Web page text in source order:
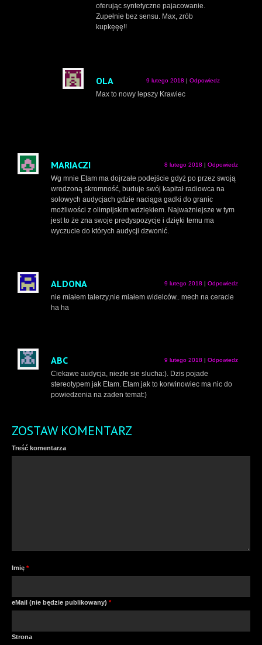
oferując syntetyczne pajacowanie.
Zupełnie bez sensu. Max, zrób
kupkęęę!!
OLA 9 lutego 2018 Odpowiedz
Max to nowy lepszy Krawiec
MARIACZI 8 lutego 2018 Odpowiedz
Wg mnie Etam ma dojrzałe podejście gdyż po przez swoją
wrodzoną skromność, buduje swój kapitał radiowca na
solowych audycjach gdzie naciąga gadki do granic
możliwości z olimpijskim wdziękiem. Najważniejsze w tym
jest to że zna swoje predyspozycje i dzięki temu ma
wyczucie do których audycji dzwonić.
ALDONA 9 lutego 2018 Odpowiedz
nie miałem talerzy,nie miałem widelców.. mech na ceracie
ha ha
ABC 9 lutego 2018 Odpowiedz
Ciekawe audycja, niezle sie slucha:). Dzis pojade
stereotypem jak Etam. Etam jak to korwinowiec ma nic do
powiedzenia na zaden temat:)
ZOSTAW KOMENTARZ
Treść komentarza
Imię *
eMail (nie będzie publikowany) *
Strona